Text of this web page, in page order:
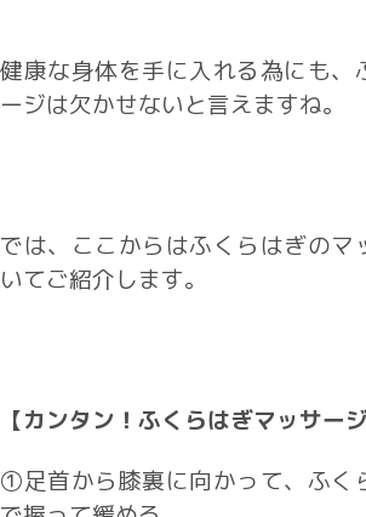
健康な身体を手に入れる為にも、
ージは欠かせないと言えますね。
では、ここからはふくらはぎのマ
いてご紹介します。
【カンタン！ふくらはぎマッサージ
①足首から膝裏に向かって、ふく